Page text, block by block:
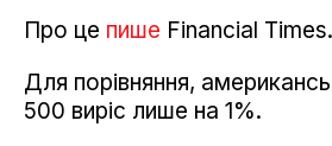
Про це пише Financial Times.
Для порівняння,
500 виріс лише на 1%.